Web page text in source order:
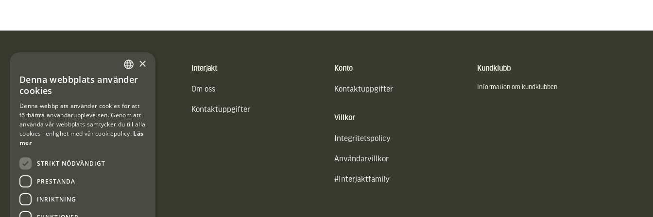
Vännäs Friluftbyxa
Interjakt
Om oss
Kontaktuppgifter
Konto
Kontaktuppgifter
Villkor
Integritetspolicy
Användarvillkor
#Interjaktfamily
Kundklubb
Information om kundklubben.
SWEDISH
×
Denna webbplats använder
cookies
Denna webbplats använder cookies för att
förbättra användarupplevelsen. Genom att
använda vår webbplats samtycker du till alla
cookies i enlighet med vår cookiepolicy. Läs
mer
STRIKT NÖDVÄNDIGT
PRESTANDA
INRIKTNING